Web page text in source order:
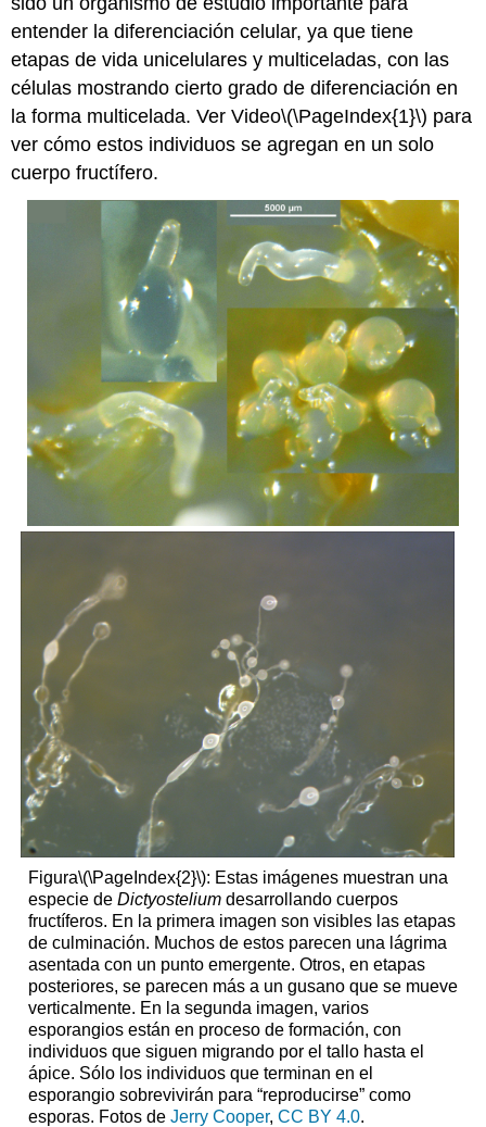
entender la diferenciación celular, ya que tiene
etapas de vida unicelulares y multiceladas, con las
células mostrando cierto grado de diferenciación en
la forma multicelada. Ver Video\(\PageIndex{1}\) para
ver cómo estos individuos se agregan en un solo
cuerpo fructífero.
Figura\(\PageIndex{2}\): Estas imágenes muestran una
especie de Dictyosteliumdesarrollando cuerpos
fructíferos. En la primera imagen son visibles las etapas
de culminación. Muchos de estos parecen una lágrima
asentada con un punto emergente. Otros, en etapas
posteriores, se parecen más a un gusano que se mueve
verticalmente. En la segunda imagen, varios
esporangios están en proceso de formación, con
individuos que siguen migrando por el tallo hasta el
ápice. Sólo los individuos que terminan en el
esporangio sobrevivirán para “reproducirse” como
esporas. Fotos de Jerry Cooper, CC BY 4.0.